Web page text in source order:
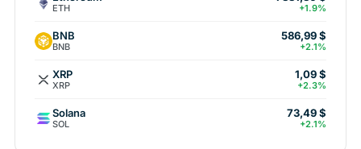
ETH +1.9%
BNB
BNB
586,99 $
+2.1%
XRP
XRP
1,09 $
+2.3%
Solana
SOL
73,49 $
+2.1%